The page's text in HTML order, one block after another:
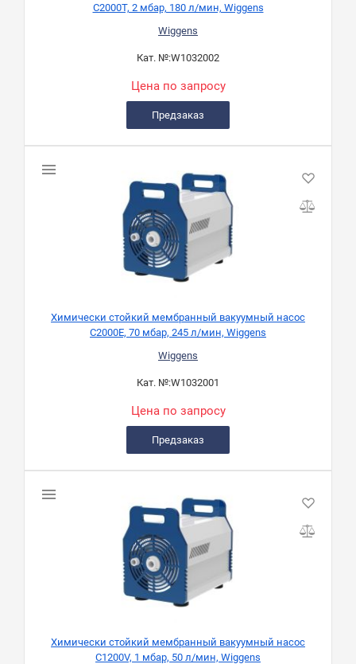
C2000T, 2 мбар, 180 л/мин, Wiggens
Wiggens
Кат. №:W1032002
Цена по запросу
Предзаказ
Химически стойкий мембранный вакуумный насос
C2000E, 70 мбар, 245 л/мин, Wiggens
Wiggens
Кат. №:W1032001
Цена по запросу
Предзаказ
Химически стойкий мембранный вакуумный насос
C1200V, 1 мбар, 50 л/мин, Wiggens